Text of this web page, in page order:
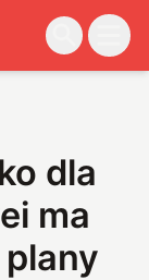
dla
ma